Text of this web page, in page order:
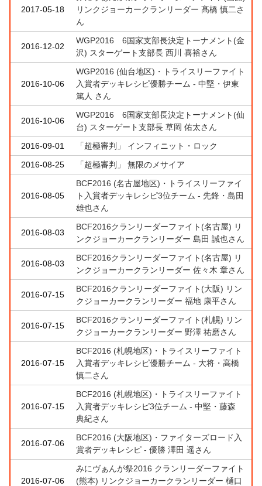
2017-05-18
リンクジョーカークランリーダー 髙橋 慎二さ
ん
2016-12-02
WGP2016 6国家支部長決定トーナメント(金
沢) スターゲート支部長 西川 喜裕さん
2016-10-06
WGP2016 (仙台地区)・トライスリーファイト
入賞者デッキレシピ優勝チーム - 中堅・伊東
篤人 さん
2016-10-06
WGP2016 6国家支部長決定トーナメント(仙
台) スターゲート支部長 草岡 佑太さん
2016-09-01
「超極審判」 インフィニット・ロック
2016-08-25
「超極審判」 無限のメサイア
2016-08-05
BCF2016 (名古屋地区)・トライスリーファイ
ト入賞者デッキレシピ3位チーム - 先鋒・島田
雄也さん
2016-08-03
BCF2016クランリーダーファイト(名古屋) リ
ンクジョーカークランリーダー 島田 誠也さん
2016-08-03
BCF2016クランリーダーファイト(名古屋) リ
ンクジョーカークランリーダー 佐々木 章さん
2016-07-15
BCF2016クランリーダーファイト(大阪) リン
クジョーカークランリーダー 福地 康平さん
2016-07-15
BCF2016クランリーダーファイト(札幌) リン
クジョーカークランリーダー 野澤 祐磨さん
2016-07-15
BCF2016 (札幌地区)・トライスリーファイト
入賞者デッキレシピ優勝チーム - 大将・高橋
慎二さん
2016-07-15
BCF2016 (札幌地区)・トライスリーファイト
入賞者デッキレシピ3位チーム - 中堅・藤森
典紀さん
2016-07-06
BCF2016 (大阪地区)・ファイターズロード入
賞者デッキレシピ - 優勝 澤田 遥さん
2016-07-06
みにヴぁんが祭2016 クランリーダーファイト
(熊本) リンクジョーカークランリーダー 樋口